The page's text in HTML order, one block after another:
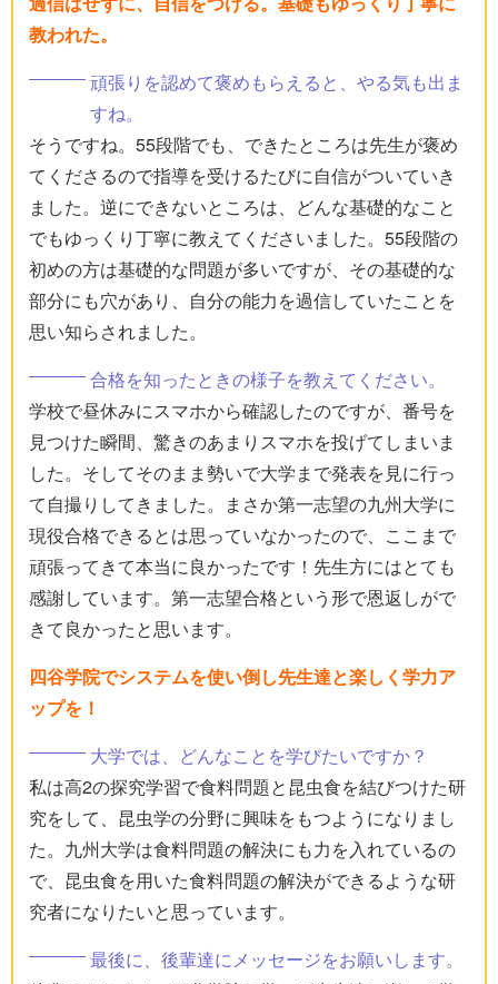
教われた。
頑張りを認めて褒めもらえると、やる気も出ま
すね。
そうですね。55段階でも、できたところは先生が褒め
てくださるので指導を受けるたびに自信がついていき
ました。逆にできないところは、どんな基礎的なこと
でもゆっくり丁寧に教えてくださいました。55段階の
初めの方は基礎的な問題が多いですが、その基礎的な
部分にも穴があり、自分の能力を過信していたことを
思い知らされました。
合格を知ったときの様子を教えてください。
学校で昼休みにスマホから確認したのですが、番号を
見つけた瞬間、驚きのあまりスマホを投げてしまいま
した。そしてそのまま勢いで大学まで発表を見に行っ
て自撮りしてきました。まさか第一志望の九州大学に
現役合格できるとは思っていなかったので、ここまで
頑張ってきて本当に良かったです！先生方にはとても
感謝しています。第一志望合格という形で恩返しがで
きて良かったと思います。
四谷学院でシステムを使い倒し先生達と楽しく学力ア
ップを！
大学では、どんなことを学びたいですか？
私は高2の探究学習で食料問題と昆虫食を結びつけた研
究をして、昆虫学の分野に興味をもつようになりまし
た。九州大学は食料問題の解決にも力を入れているの
で、昆虫食を用いた食料問題の解決ができるような研
究者になりたいと思っています。
最後に、後輩達にメッセージをお願いします。